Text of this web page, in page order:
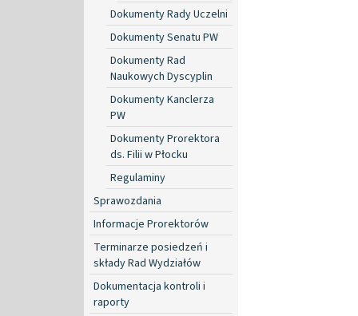
Dokumenty Rady Uczelni
Dokumenty Senatu PW
Dokumenty Rad
Naukowych Dyscyplin
Dokumenty Kanclerza
PW
Dokumenty Prorektora
ds. Filii w Płocku
Regulaminy
Sprawozdania
Informacje Prorektorów
Terminarze posiedzeń i
składy Rad Wydziałów
Dokumentacja kontroli i
raporty